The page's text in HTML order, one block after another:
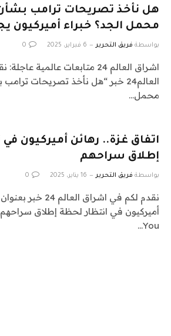
هل نأخذ تصريحات ترامب
محمل الجد؟ خبراء أميركيون
بواسطة فريق التحرير 6 فبراير، 2025 0
اشراق العالم 24 متابعات
العالم24 خبر “هل نأخذ تصريحات
محمل…
اتفاق غزة.. رهائن أميركيون
إطلاق سراحهم
بواسطة فريق التحرير 16 يناير، 2025 0
نقدم لكم في اشراق
You…